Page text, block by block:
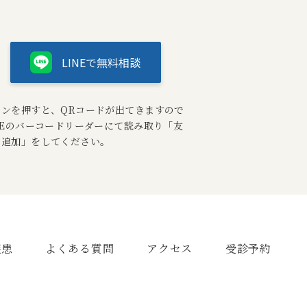
LINEで無料相談
を押すと、QRコードが出てきますので
のバーコードリーダーにて読み取り「友
加」をしてください。
よくある質問 アクセス 受診予約